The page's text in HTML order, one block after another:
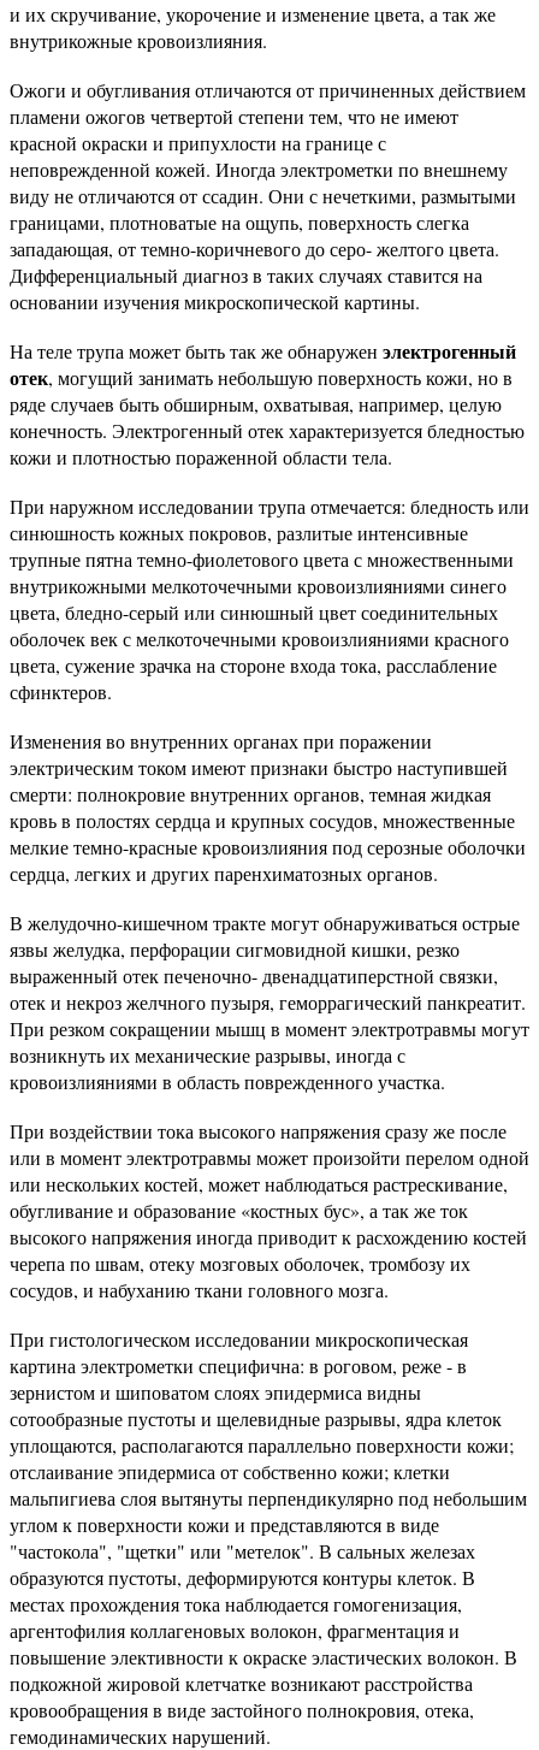
и их скручивание, укорочение и изменение цвета, а так же
внутрикожные кровоизлияния.
Ожоги и обугливания отличаются от причиненных действием
пламени ожогов четвертой степени тем, что не имеют
красной окраски и припухлости на границе с
неповрежденной кожей. Иногда электрометки по внешнему
виду не отличаются от ссадин. Они с нечеткими, размытыми
границами, плотноватые на ощупь, поверхность слегка
западающая, от темно-коричневого до серо- желтого цвета.
Дифференциальный диагноз в таких случаях ставится на
основании изучения микроскопической картины.
На теле трупа может быть так же обнаружен электрогенный
отек, могущий занимать небольшую поверхность кожи, но в
ряде случаев быть обширным, охватывая, например, целую
конечность. Электрогенный отек характеризуется бледностью
кожи и плотностью пораженной области тела.
При наружном исследовании трупа отмечается: бледность или
синюшность кожных покровов, разлитые интенсивные
трупные пятна темно-фиолетового цвета с множественными
внутрикожными мелкоточечными кровоизлияниями синего
цвета, бледно-серый или синюшный цвет соединительных
оболочек век с мелкоточечными кровоизлияниями красного
цвета, сужение зрачка на стороне входа тока, расслабление
сфинктеров.
Изменения во внутренних органах при поражении
электрическим током имеют признаки быстро наступившей
смерти: полнокровие внутренних органов, темная жидкая
кровь в полостях сердца и крупных сосудов, множественные
мелкие темно-красные кровоизлияния под серозные оболочки
сердца, легких и других паренхиматозных органов.
В желудочно-кишечном тракте могут обнаруживаться острые
язвы желудка, перфорации сигмовидной кишки, резко
выраженный отек печеночно- двенадцатиперстной связки,
отек и некроз желчного пузыря, геморрагический панкреатит.
При резком сокращении мышц в момент электротравмы могут
возникнуть их механические разрывы, иногда с
кровоизлияниями в область поврежденного участка.
При воздействии тока высокого напряжения сразу же после
или в момент электротравмы может произойти перелом одной
или нескольких костей, может наблюдаться растрескивание,
обугливание и образование «костных бус», а так же ток
высокого напряжения иногда приводит к расхождению костей
черепа по швам, отеку мозговых оболочек, тромбозу их
сосудов, и набуханию ткани головного мозга.
При гистологическом исследовании микроскопическая
картина электрометки специфична: в роговом, реже - в
зернистом и шиповатом слоях эпидермиса видны
сотообразные пустоты и щелевидные разрывы, ядра клеток
уплощаются, располагаются параллельно поверхности кожи;
отслаивание эпидермиса от собственно кожи; клетки
мальпигиева слоя вытянуты перпендикулярно под небольшим
углом к поверхности кожи и представляются в виде
"частокола", "щетки" или "метелок". В сальных железах
образуются пустоты, деформируются контуры клеток. В
местах прохождения тока наблюдается гомогенизация,
аргентофилия коллагеновых волокон, фрагментация и
повышение элективности к окраске эластических волокон. В
подкожной жировой клетчатке возникают расстройства
кровообращения в виде застойного полнокровия, отека,
гемодинамических нарушений.